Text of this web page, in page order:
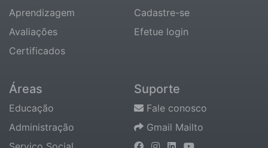
Aprendizagem
Avaliações
Certificados
Cadastre-se
Efetue login
Áreas
Educação
Administração
Suporte
Fale conosco
Gmail Mailto